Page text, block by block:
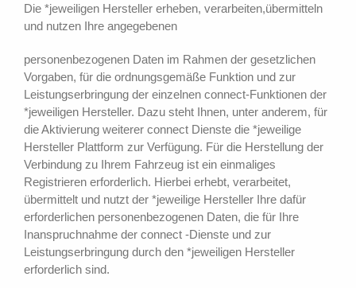
Die *jeweiligen Hersteller erheben, verarbeiten,übermitteln
und nutzen Ihre angegebenen
personenbezogenen Daten im Rahmen der gesetzlichen
Vorgaben, für die ordnungsgemäße Funktion und zur
Leistungserbringung der einzelnen connect-Funktionen der
*jeweiligen Hersteller. Dazu steht Ihnen, unter anderem, für
die Aktivierung weiterer connect Dienste die *jeweilige
Hersteller Plattform zur Verfügung. Für die Herstellung der
Verbindung zu Ihrem Fahrzeug ist ein einmaliges
Registrieren erforderlich. Hierbei erhebt, verarbeitet,
übermittelt und nutzt der *jeweilige Hersteller Ihre dafür
erforderlichen personenbezogenen Daten, die für Ihre
Inanspruchnahme der connect -Dienste und zur
Leistungserbringung durch den *jeweiligen Hersteller
erforderlich sind.